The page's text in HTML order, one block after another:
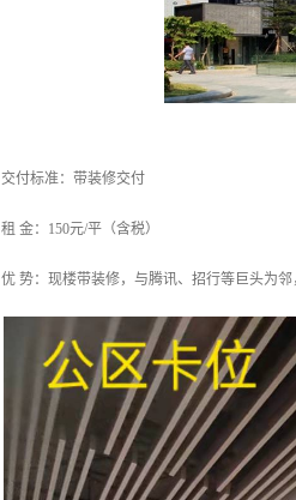
交付标准：带装修交付
租 金：150元/平（含税）
优 势：现楼带装修，与腾讯、招行等巨头为